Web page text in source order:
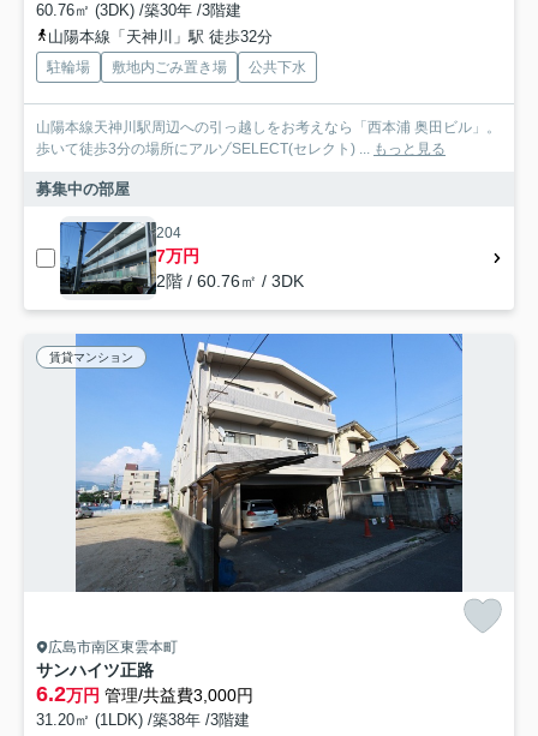
60.76㎡ (3DK) /築30年 /3階建
山陽本線「天神川」駅 徒歩32分
駐輪場 敷地内ごみ置き場 公共下水
山陽本線天神川駅周辺への引っ越しをお考えなら「西本浦 奥田ビル」。
歩いて徒歩3分の場所にアルゾSELECT(セレクト) ... もっと見る
募集中の部屋
204
7万円
2階 / 60.76㎡ / 3DK
賃貸マンション
広島市南区東雲本町
サンハイツ正路
6.2万円 管理/共益費3,000円
31.20㎡ (1LDK) /築38年 /3階建